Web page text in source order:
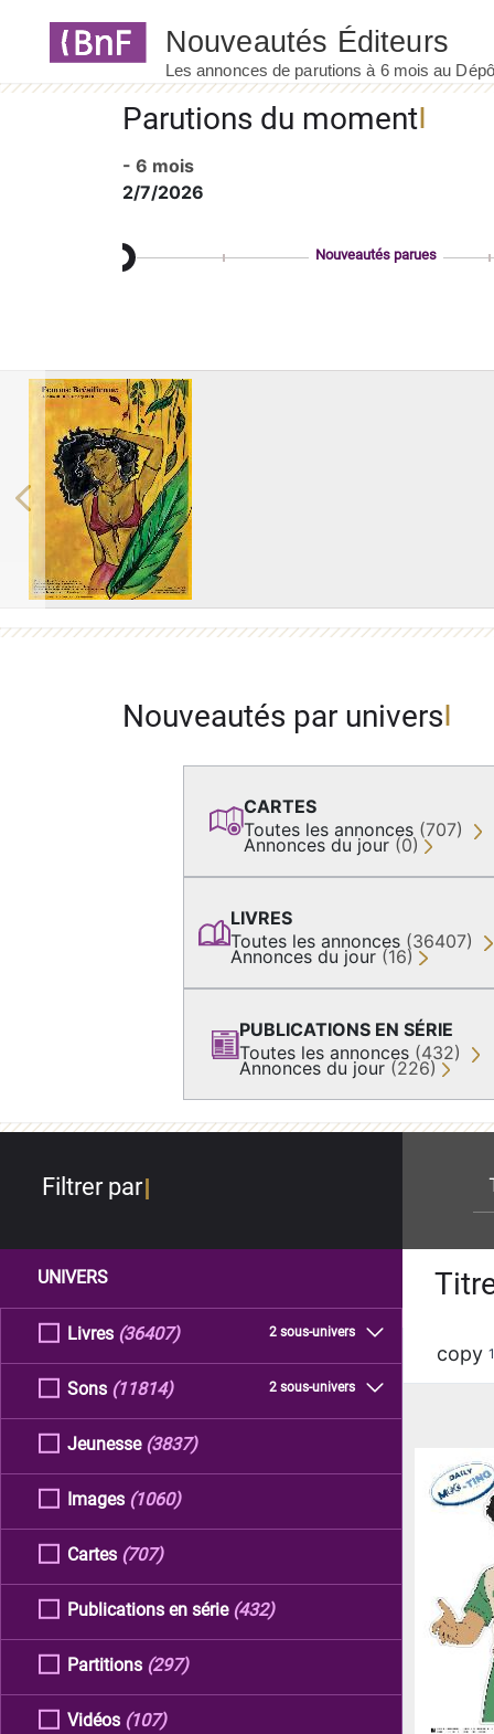
Parutions du moment
- 6 mois
2/7/2026
Nouveautés parues
Previous
Nouveautés par univers
CARTES
Toutes les annonces (707)
Annonces du jour (0)
LIVRES
Toutes les annonces (36407)
Annonces du jour (16)
PUBLICATIONS EN SÉRIE
Toutes les annonces (432)
Annonces du jour (226)
Filtrer par
UNIVERS
Livres 2 sous-univers
(36407)
Sons 2 sous-univers
(11814)
Jeunesse (3837)
Images (1060)
Cartes (707)
Publications en série (432)
Partitions (297)
Vidéos (107)
copy